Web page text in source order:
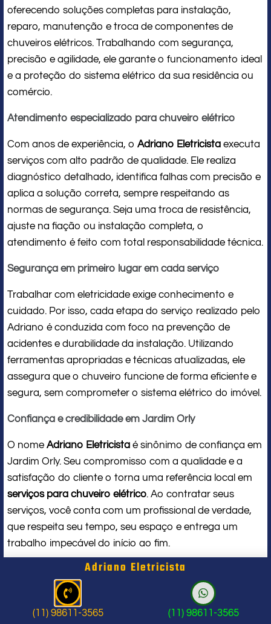
oferecendo soluções completas para instalação,
reparo, manutenção e troca de componentes de
chuveiros elétricos. Trabalhando com segurança,
precisão e agilidade, ele garante o funcionamento ideal
e a proteção do sistema elétrico da sua residência ou
comércio.
Atendimento especializado para chuveiro elétrico
Com anos de experiência, o Adriano Eletricista executa
serviços com alto padrão de qualidade. Ele realiza
diagnóstico detalhado, identifica falhas com precisão e
aplica a solução correta, sempre respeitando as
normas de segurança. Seja uma troca de resistência,
ajuste na fiação ou instalação completa, o
atendimento é feito com total responsabilidade técnica.
Segurança em primeiro lugar em cada serviço
Trabalhar com eletricidade exige conhecimento e
cuidado. Por isso, cada etapa do serviço realizado pelo
Adriano é conduzida com foco na prevenção de
acidentes e durabilidade da instalação. Utilizando
ferramentas apropriadas e técnicas atualizadas, ele
assegura que o chuveiro funcione de forma eficiente e
segura, sem comprometer o sistema elétrico do imóvel.
Confiança e credibilidade em Jardim Orly
O nome Adriano Eletricista é sinônimo de confiança em
Jardim Orly. Seu compromisso com a qualidade e a
satisfação do cliente o torna uma referência local em
serviços para chuveiro elétrico. Ao contratar seus
serviços, você conta com um profissional de verdade,
que respeita seu tempo, seu espaço e entrega um
trabalho impecável do início ao fim.
Problema com chuveiro: sinais que
indicam a hora de chamar um
profissional
Adriano Eletricista
(11) 98611-3565 (11) 98611-3565